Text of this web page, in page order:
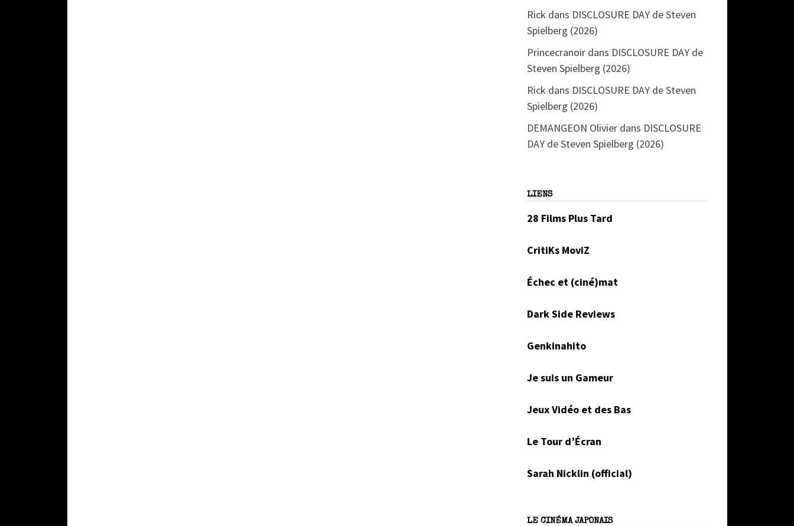
Rick dans DISCLOSURE DAY de Steven
Spielberg (2026)
Princecranoir dans DISCLOSURE DAY de
Steven Spielberg (2026)
Rick dans DISCLOSURE DAY de Steven
Spielberg (2026)
DEMANGEON Olivier dans DISCLOSURE
DAY de Steven Spielberg (2026)
LIENS
28 Films Plus Tard
CritiKs MoviZ
Échec et (ciné)mat
Dark Side Reviews
Genkinahito
Je suis un Gameur
Jeux Vidéo et des Bas
Le Tour d’Écran
Sarah Nicklin (official)
LE CINÉMA JAPONAIS